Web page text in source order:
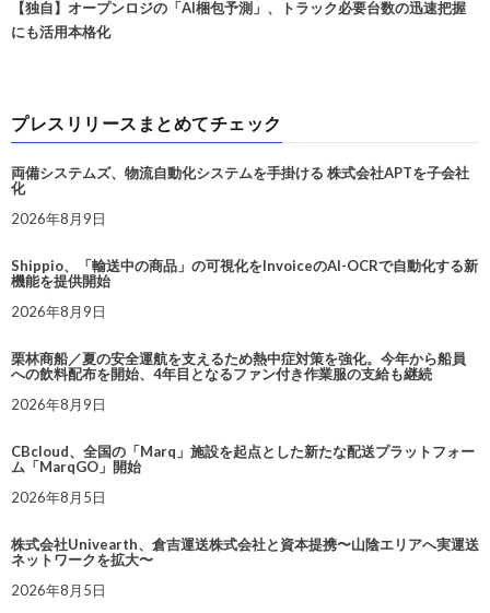
【独自】オープンロジの「AI梱包予測」、トラック必要台数の迅速把握
にも活用本格化
プレスリリースまとめてチェック
両備システムズ、物流自動化システムを手掛ける 株式会社APTを子会社
化
2026年8月9日
Shippio、「輸送中の商品」の可視化をInvoiceのAI-OCRで自動化する新
機能を提供開始
2026年8月9日
栗林商船／夏の安全運航を支えるため熱中症対策を強化。今年から船員
への飲料配布を開始、4年目となるファン付き作業服の支給も継続
2026年8月9日
CBcloud、全国の「Marq」施設を起点とした新たな配送プラットフォー
ム「MarqGO」開始
2026年8月5日
株式会社Univearth、倉吉運送株式会社と資本提携〜山陰エリアへ実運送
ネットワークを拡大〜
2026年8月5日